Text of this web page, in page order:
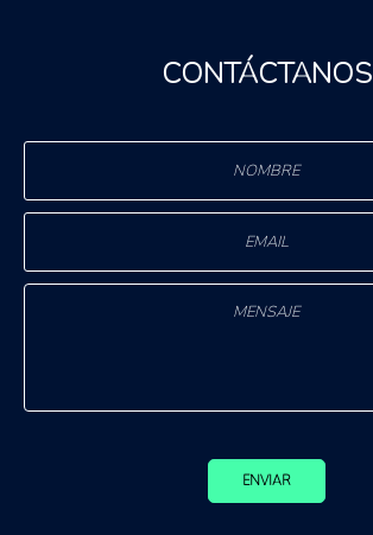
CONTÁCTANOS
ENVIAR